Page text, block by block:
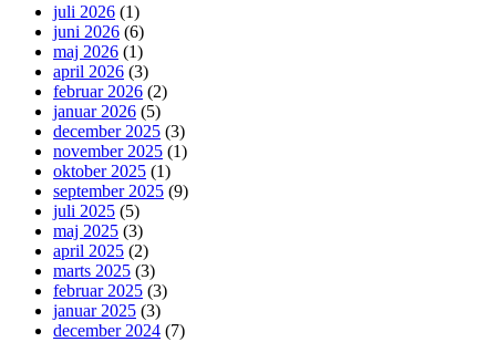
juli 2026 (1)
juni 2026 (6)
maj 2026 (1)
april 2026 (3)
februar 2026 (2)
januar 2026 (5)
december 2025 (3)
november 2025 (1)
oktober 2025 (1)
september 2025 (9)
juli 2025 (5)
maj 2025 (3)
april 2025 (2)
marts 2025 (3)
februar 2025 (3)
januar 2025 (3)
december 2024 (7)